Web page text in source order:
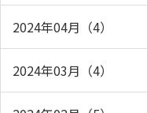
2024年04月（4）
2024年03月（4）